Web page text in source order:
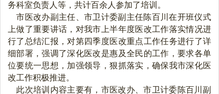
务科室负责人等，共计百余人参加了培训。
    市医改办副主任、市卫计委副主任陈百川在开班仪式
上做了重要讲话，对我市上半年度医改工作落实情况进
行了总结汇报，对第四季度医改重点工作任务进行了详
细部署，强调了深化医改是惠及全民的工作，要求各单
位要统一思想，加强领导，狠抓落实，确保我市深化医
改工作积极推进。